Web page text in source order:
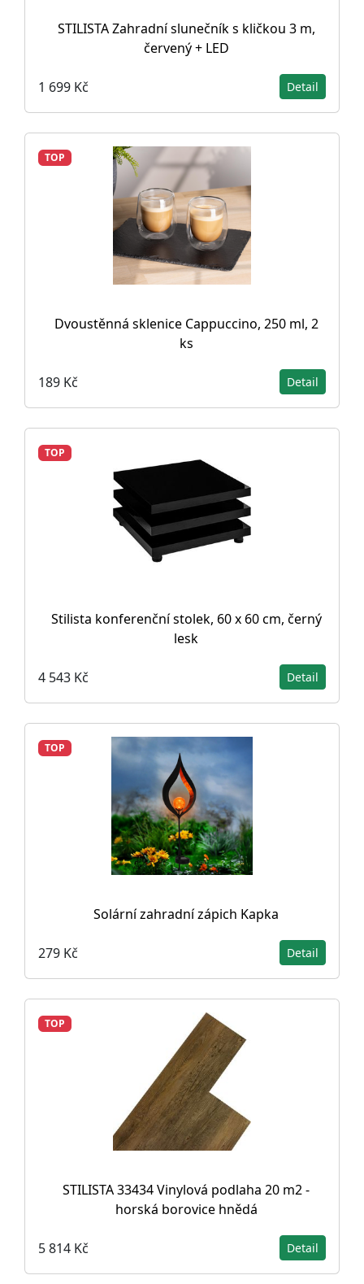
STILISTA Zahradní slunečník s kličkou 3 m,
červený + LED
1 699 Kč Detail
TOP
Dvoustěnná sklenice Cappuccino, 250 ml, 2
ks
189 Kč Detail
TOP
Stilista konferenční stolek, 60 x 60 cm, černý
lesk
4 543 Kč Detail
TOP
Solární zahradní zápich Kapka
279 Kč Detail
TOP
STILISTA 33434 Vinylová podlaha 20 m2 -
horská borovice hnědá
5 814 Kč Detail